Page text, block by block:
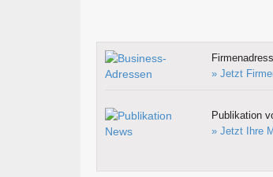
» Jetzt
Publikation
» Jetzt Ihre